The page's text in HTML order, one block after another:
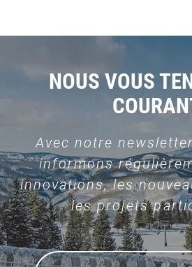
NOUS VOUS
Avec notre
informons
innovations, les
les projets